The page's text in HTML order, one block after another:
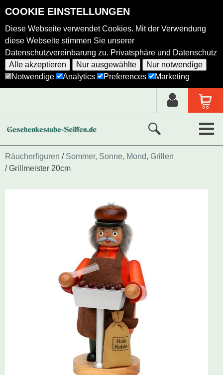
COOKIE EINSTELLUNGEN
Diese Webseite verwendet Cookies. Mit der Verwendung
diese Webseite stimmen Sie unserer
Datenschutzvereinbarung zu. Privatsphäre und Datenschutz
Alle akzeptieren
Nur ausgewählte
Nur notwendige
Notwendige
Analytics Preferences Marketing
Neue Produkte
Holzkunst nach Hersteller
Räucherfiguren
Sommer, Sonne, Mond, Grillen
Grillmeister 20cm